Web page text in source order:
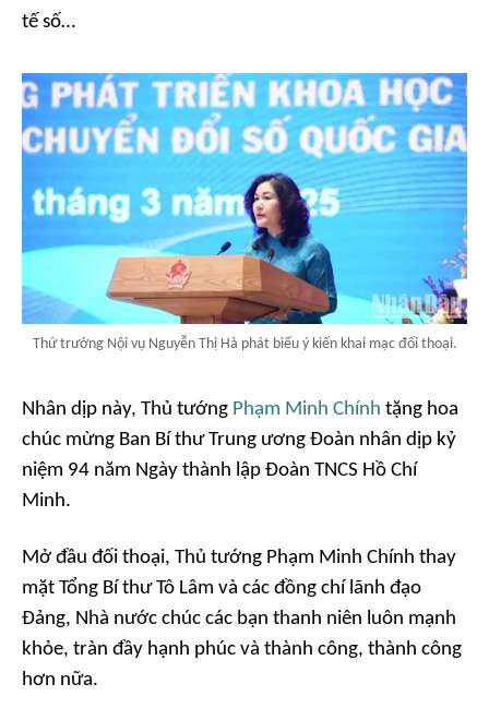
tế số…
Thứ trưởng Nội vụ Nguyễn Thị Hà phát biểu ý kiến khai mạc đối thoại.
Nhân dịp này, Thủ tướng Phạm Minh Chính tặng hoa
chúc mừng Ban Bí thư Trung ương Đoàn nhân dịp kỷ
niệm 94 năm Ngày thành lập Đoàn TNCS Hồ Chí
Minh.
Mở đầu đối thoại, Thủ tướng Phạm Minh Chính thay
mặt Tổng Bí thư Tô Lâm và các đồng chí lãnh đạo
Đảng, Nhà nước chúc các bạn thanh niên luôn mạnh
khỏe, tràn đầy hạnh phúc và thành công, thành công
hơn nữa.